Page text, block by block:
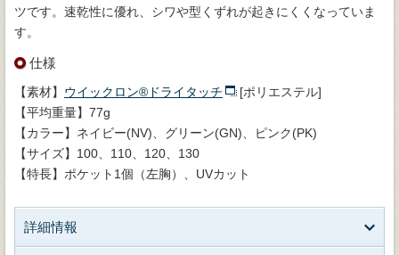
ツです。速乾性に優れ、シワや型くずれが起きにくくなっていま
す。
仕様
【素材】 ウイックロン®ドライタッチ
[ポリエステル]
【平均重量】77g
【カラー】ネイビー(NV)、グリーン(GN)、ピンク(PK)
【サイズ】100、110、120、130
【特長】ポケット1個（左胸）、UVカット
詳細情報